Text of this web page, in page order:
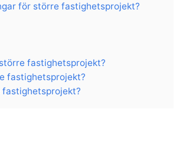
för större fastighetsprojekt?
fastighetsprojekt?
fastighetsprojekt?